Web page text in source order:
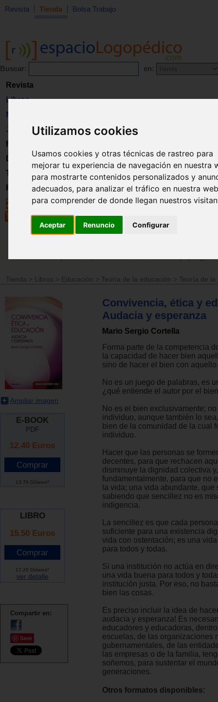
Utilizamos cookies
Usamos cookies y otras técnicas de rastreo para
mejorar tu experiencia de navegación en nuestra
para mostrarte contenidos personalizados y
adecuados, para analizar el tráfico en nuestra
para comprender de donde llegan nuestros
Aceptar Renuncio Configurar
Revista Tienda Bolsa Trabajo
Buscar: en:
Revista
Libros
Material
Juguetes
Formación
Directorio
Trabajo
Registro
Tienda > Libros > Educación > Teoría de la educación > Teoría de la
Ampliar imagen
E-BOOK
PDF
12.40 Euros
13.76 Dólares*
LIBRO
15.50 Euros
17.20 Dólares*
ver detalle
Compartir en:
Save
Convivencia, ética y
Audacia y esperanza
Mario Sergio Cortella
Forma parte de la competencia
la capacidad de hacer bien
sino de hacer el bien con
No es un juego de palabras, es
¿qué entiende el autor por el
No es el bien exclusivamente;
individuo, aunque también lo
bien de la comunidad de la cual
individuo.
Hacer que las personas se
decentes, para que rechacen
disminuye la dignidad colectiva y,
fundamentalmente, para que no
la vida; una vida abundante, que
sabiendo que sencillez no es
indigencia.
La sencillez es que cada
suficiente para una existencia
vida con ostentación; es una
para todos y todas.
Si una institución no actúa en
una vida buena para todos y
institución justa. Por eso, no
bien las cosas.
Es preciso incluir la idea de
audacia y esperanza! Es
educadores y educadoras,
escuelas, de las organizaciones
gubernamentales, de las
las empresas o de la familia,
soñemos, para sustentar el
generaciones.
Otros formatos disponibles: